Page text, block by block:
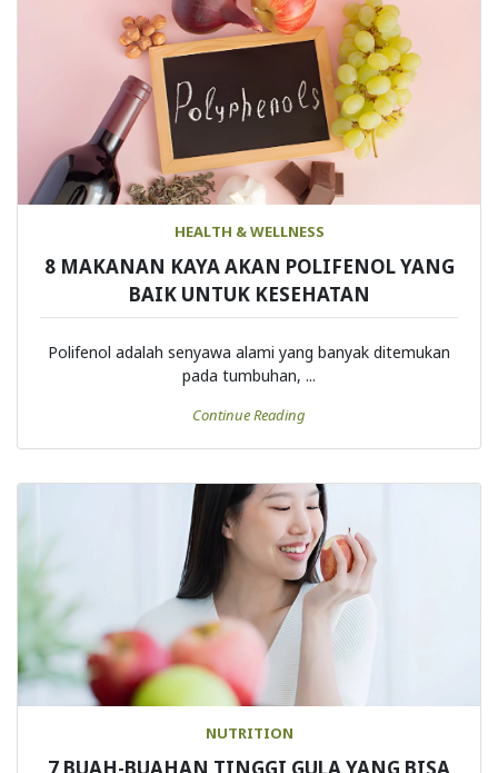
8 MAKANAN KAYA AKAN POLIFENOL YANG
BAIK UNTUK KESEHATAN
Polifenol adalah senyawa alami yang banyak ditemukan
pada tumbuhan, ...